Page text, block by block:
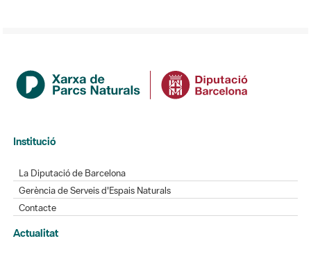
Institució
La Diputació de Barcelona
Gerència de Serveis d'Espais Naturals
Contacte
Actualitat